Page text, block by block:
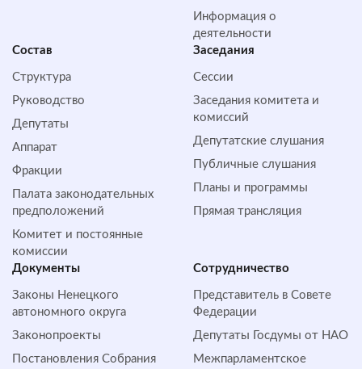
Информация о
деятельности
Состав
Структура
Руководство
Депутаты
Аппарат
Фракции
Палата законодательных
предположений
Комитет и постоянные
комиссии
Заседания
Сессии
Заседания комитета и
комиссий
Депутатские слушания
Публичные слушания
Планы и программы
Прямая трансляция
Документы
Законы Ненецкого
автономного округа
Законопроекты
Постановления Собрания
Сотрудничество
Представитель в Совете
Федерации
Депутаты Госдумы от НАО
Межпарламентское